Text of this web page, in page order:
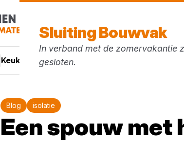
Keukens Services
Blog isolatie
Een spouw
Sluiting Bouwvak
In verband met de zomervakantie
gesloten.